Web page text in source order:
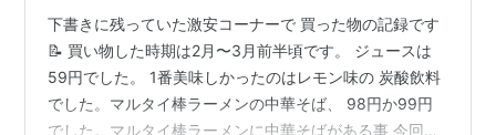
下書きに残っていた激安コーナーで 買った物の記録です
📝 買い物した時期は2月〜3月前半頃です。 ジュースは
59円でした。 1番美味しかったのはレモン味の 炭酸飲料
でした。マルタイ棒ラーメンの中華そば、 98円か99円
でした。マルタイ棒ラーメンに中華そばがある事 今回初